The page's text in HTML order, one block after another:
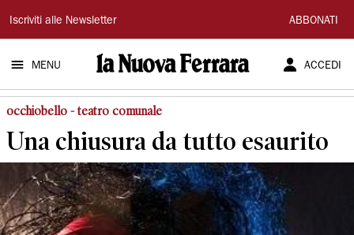
La
Nuova
Ferrara
Iscriviti alle Newsletter ABBONATI
MENU ACCEDI
occhiobello - teatro comunale
Una chiusura da tutto esaurito